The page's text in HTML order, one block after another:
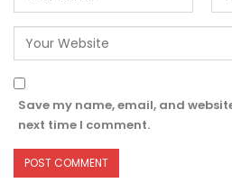
Save my name, email, and
next time I comment.